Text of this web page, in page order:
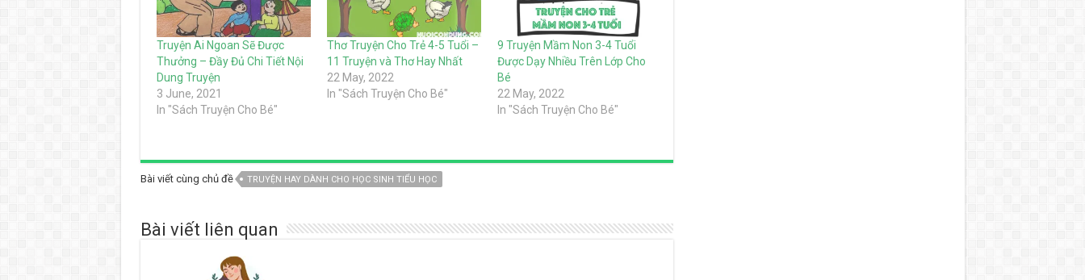
Truyện Ai Ngoan Sẽ Được
Thưởng – Đầy Đủ Chi Tiết Nội
Dung Truyện
3 June, 2021
In "Sách Truyện Cho Bé"
Thơ Truyện Cho Trẻ 4-5 Tuổi –
11 Truyện và Thơ Hay Nhất
22 May, 2022
In "Sách Truyện Cho Bé"
9 Truyện Mầm Non 3-4 Tuổi
Được Dạy Nhiều Trên Lớp Cho
Bé
22 May, 2022
In "Sách Truyện Cho Bé"
Bài viết cùng chủ đề TRUYỆN HAY DÀNH CHO HỌC SINH TIỂU HỌC
Bài viết liên quan